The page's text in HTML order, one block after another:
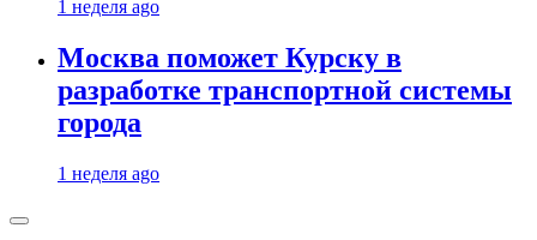
1 неделя ago
Москва поможет Курску в
разработке транспортной системы
города
1 неделя ago